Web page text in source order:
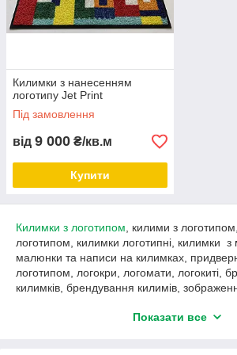
Килимки з нанесенням
логотипу Jet Print
Під замовлення
від 9 000 ₴/кв.м
Купити
Килимки з логотипом , килими з
логотипом, килимки логотипні, килимки
малюнки та написи на килимках,
логотипом, логокри, логомати, логокиті,
килимків, брендування килимів,
, нанесення логотипу на килими,
Показати все